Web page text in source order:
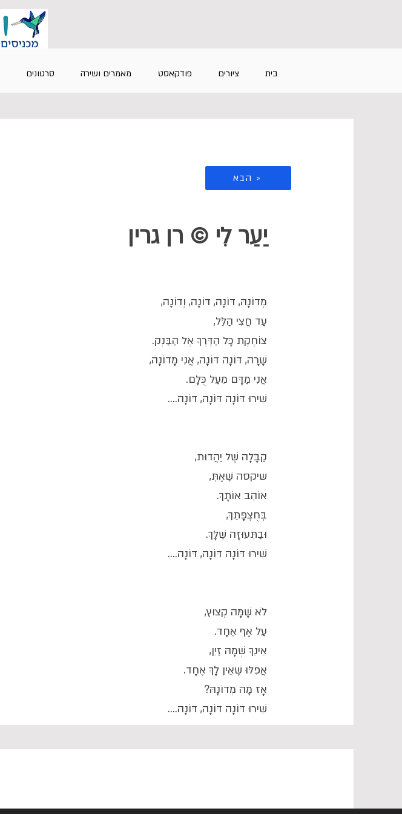
בית ציורים פודקאסט מאמרים ושירה סרטונים
הבא >
יַעַר לִי © רן גרין
מְדוֹנָהּ, דּוֹנָה, דּוֹנָה, וְדוֹנָה,
עַד חֲצִי הַלֵּל,
צוֹחֶקֶת כָּל הַדֶּרֶךְ אֶל הַבַּנְק.
שָׁרָה, דּוֹנָה דּוֹנָה, אֲנִי מָדוֹנָה,
אֲנִי מַדָּם מֵעַל כֻּלָּם.
שִׁירוּ דּוֹנָה דּוֹנָה, דּוֹנָה....
קַבָּלָה שֶׁל יַהֲדוּת,
שיקסה שֶׁאַתְּ,
אוֹהֵב אוֹתָךְ.
בְּחֻצְפָּתֵךְ,
וּבַתְּעוּזָה שֶׁלָּךְ.
שִׁירוּ דּוֹנָה דּוֹנָה, דּוֹנָה....
לֹא שָׁמָּה קְצוּץ,
עַל אַף אֶחָד.
אֵינֵךְ שְׁמָהּ זַיִן,
אֲפִלּוּ שֶׁאֵין לָךְ אֶחָד.
אָז מָה מְדוֹנָהּ?
שִׁירוּ דּוֹנָה דּוֹנָה, דּוֹנָה....